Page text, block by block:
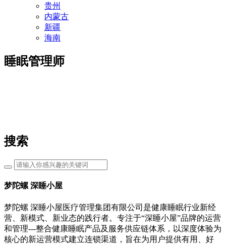
贵州
内蒙古
新疆
海南
睡眠管理师
搜索
梦陀螺 深睡小屋
梦陀螺 深睡小屋医疗管理集团有限公司是健康睡眠行业新经
营、新模式、新业态的践行者。专注于“深睡小屋”品牌的运营
和管理---整合健康睡眠产品及服务供应链体系，以深度体验为
核心的新运营模式建立连锁渠道，旨在为用户提供有用、好